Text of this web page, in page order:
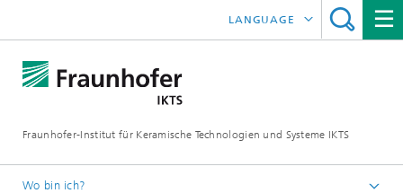
Fraunhofer-Institut für Keramische Technologien und Systeme IKTS
LANGUAGE
ČESKÝ
Wo bin ich?